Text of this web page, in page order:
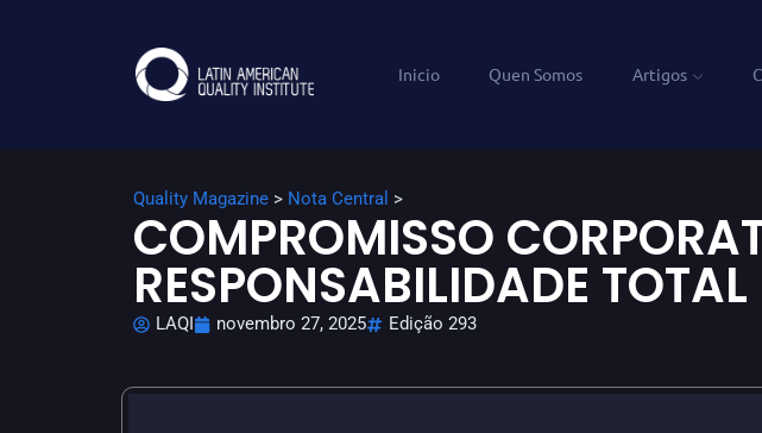
Inicio Quen Somos Artigos
Quality Magazine > Nota Central >
COMPROMISSO
RESPONSABILIDADE
LAQI novembro 27, 2025 Edição 293